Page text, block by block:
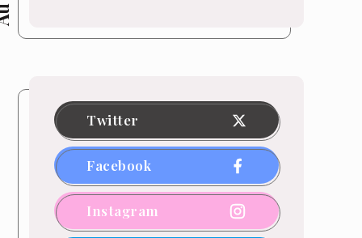
Twitter
Facebook
Instagram